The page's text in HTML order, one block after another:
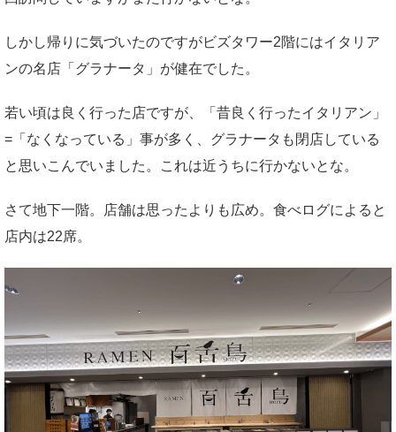
しかし帰りに気づいたのですがビズタワー2階にはイタリア
ンの名店「グラナータ」が健在でした。
若い頃は良く行った店ですが、「昔良く行ったイタリアン」
=「なくなっている」事が多く、グラナータも閉店している
と思いこんでいました。これは近うちに行かないとな。
さて地下一階。店舗は思ったよりも広め。食べログによると
店内は22席。